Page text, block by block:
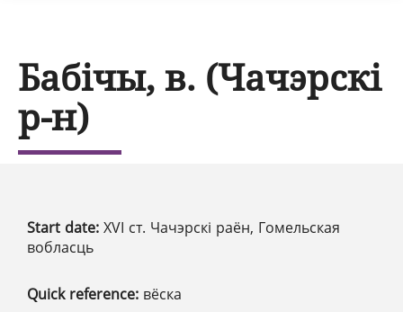
Бабічы, в. (Чачэрскі
р-н)
Start date: XVІ ст. Чачэрскі раён, Гомельская
вобласць
Quick reference: вёска